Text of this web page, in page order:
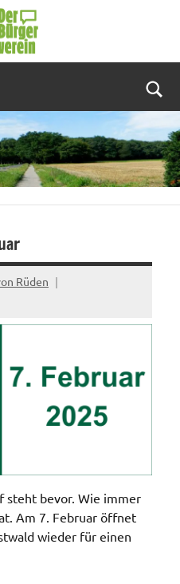
Rüden
steht bevor. Wie immer
Am 7. Februar öffnet
wieder für einen